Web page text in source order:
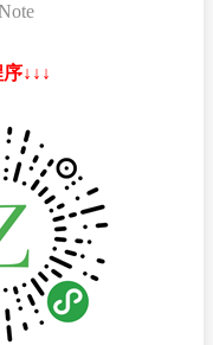
↓↓↓